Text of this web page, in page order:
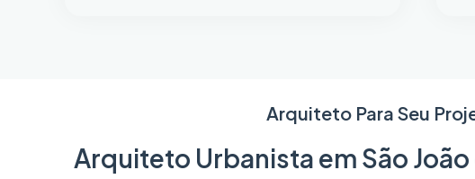
Arquiteto Para Seu
Arquiteto Urbanista em São